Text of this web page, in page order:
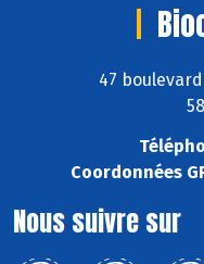
47
Coordonnées
Nous suivre sur